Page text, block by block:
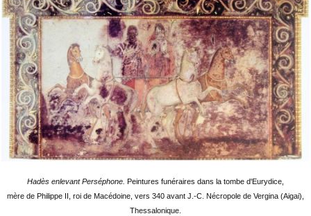
Hadès enlevant Perséphone.
Peintures funéraires dans la tombe d'Eurydice,
mère de Philippe II, roi de Macédoine, vers 340 avant J.-C. Nécropole de Vergina (Aigai),
Thessalonique.